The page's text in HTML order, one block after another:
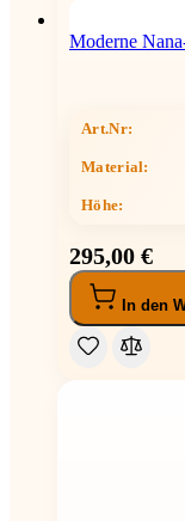
Moderne
Art.Nr:
Material:
Höhe:
295,00 €
In den